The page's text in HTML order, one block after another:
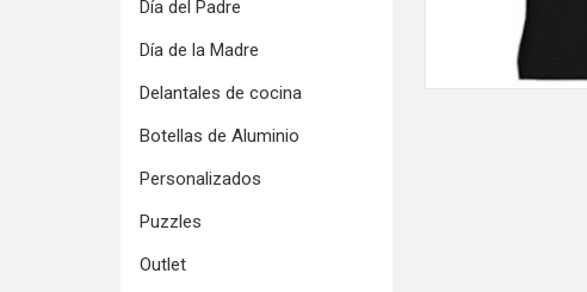
Día del Padre
Día de la Madre
Delantales de cocina
Botellas de Aluminio
Personalizados
Puzzles
Outlet